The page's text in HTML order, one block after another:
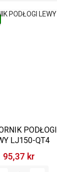
PODŁOGI
LJ150-QT4
95,37 kr‎